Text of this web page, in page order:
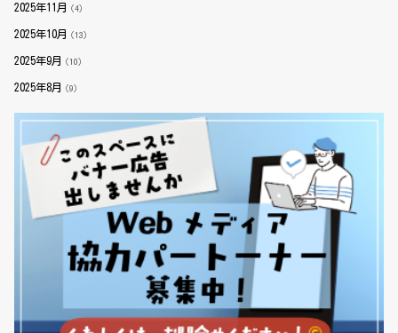
2025年11月 （4）
2025年10月 （13）
2025年9月 （10）
2025年8月 （9）